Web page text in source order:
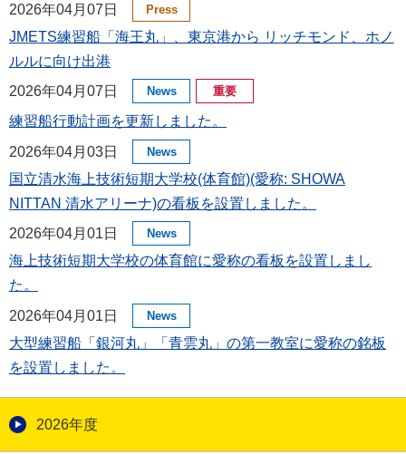
2026年度
2026年04月07日
Press
JMETS練習船「海王丸」、東京港から リッチモンド、ホノ
ルルに向け出港
2026年04月07日
News 重要
練習船行動計画を更新しました。
2026年04月03日
News
国立清水海上技術短期大学校(体育館)(愛称: SHOWA
NITTAN 清水アリーナ)の看板を設置しました。
2026年04月01日
News
海上技術短期大学校の体育館に愛称の看板を設置しまし
た。
2026年04月01日
News
大型練習船「銀河丸」「青雲丸」の第一教室に愛称の銘板
を設置しました。